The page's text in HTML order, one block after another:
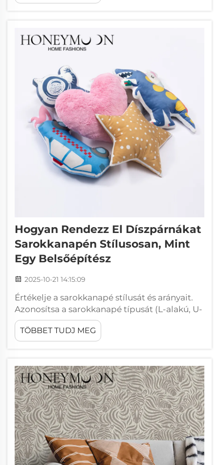
származik, amelyek a kacsák és a libák külső
tollgyűjtés során nyerik...
Hogyan Rendezz El Díszpárnákat
Sarokkanapén Stílusosan, Mint
Egy Belsőépítész
2025-10-21 14:15:09
Értékelje a sarokkanapé stílusát és arányait.
Azonosítsa a sarokkanapé típusát (L-alakú, U-
alakú stb.). Az első dolog, amit meg kell tenni,
amikor a párnákról gondolkodik, az az, hogy
kiderítse, milyen elrendezéssel is foglalkozik.
TÖBBET TUDJ MEG